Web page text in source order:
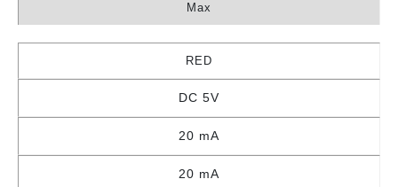
Max
RED
DC 5V
20 mA
20 mA